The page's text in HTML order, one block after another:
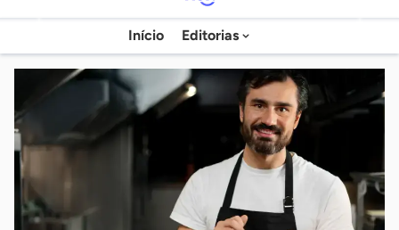
Agência
Sebrae
de
Notícias
Início Editorias
chave